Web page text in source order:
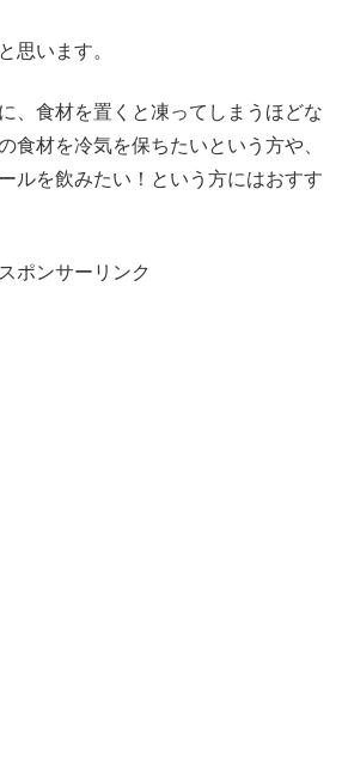
思います。
、食材を置くと凍ってしまうほどな
食材を冷気を保ちたいという方や、
ルを飲みたい！という方にはおすす
スポンサーリンク